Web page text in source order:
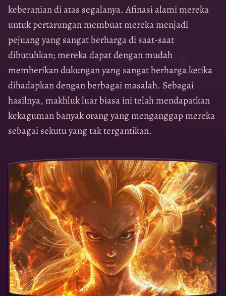
keberanian di atas segalanya. Afinasi alami mereka
untuk pertarungan membuat mereka menjadi
pejuang yang sangat berharga di saat-saat
dibutuhkan; mereka dapat dengan mudah
memberikan dukungan yang sangat berharga ketika
dihadapkan dengan berbagai masalah. Sebagai
hasilnya, makhluk luar biasa ini telah mendapatkan
kekaguman banyak orang yang menganggap mereka
sebagai sekutu yang tak tergantikan.